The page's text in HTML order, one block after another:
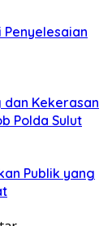
Penyelesaian
dan Kekerasan
Polda Sulut
Publik yang